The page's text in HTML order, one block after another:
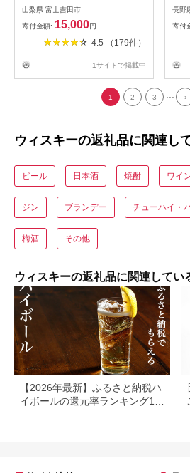
ハイボール FN-Limited-SP
山梨県 富士吉田市
寄付金額: 15,000円
4.5 （179件）
1サイトで掲載中
イ
長野
寄付
1 2 3 ›
ウィスキーの返礼品に関連し
ビール 日本酒 焼酎 ワイ
ジン ブランデー チューハイ・
梅酒 その他
ウィスキーの返礼品に関連してい
【2026年最新】ふるさと納税ハ
イボールの還元率ランキング10